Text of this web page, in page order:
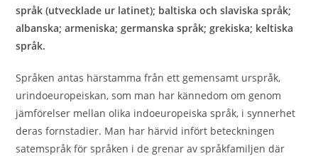
språk (utvecklade ur latinet); baltiska och slaviska språk;
albanska; armeniska; germanska språk; grekiska; keltiska
språk.
Språken antas härstamma från ett gemensamt urspråk,
urindoeuropeiskan, som man har kännedom om genom
jämförelser mellan olika indoeuropeiska språk, i synnerhet
deras fornstadier. Man har härvid infört beteckningen
satemspråk för språken i de grenar av språkfamiljen där